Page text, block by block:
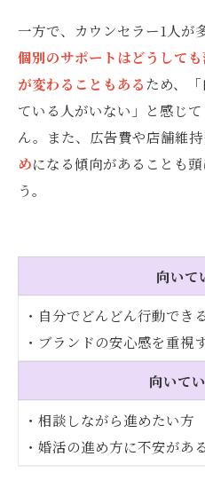
一方で、カウンセラー1人が
個別のサポートはどうして
が変わることもあるため、
ている人がいない」と感じ
ん。また、広告費や店舗維持
めになる傾向があることも
う。
向いて
・自分でどんどん行動でき
・ブランドの安心感を重視
向いて
・相談しながら進めたい方
・婚活の進め方に不安があ